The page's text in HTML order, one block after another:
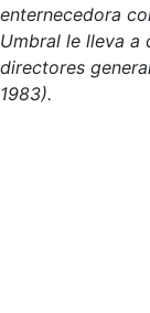
enternecedora
Umbral le lleva a
directores
1983).